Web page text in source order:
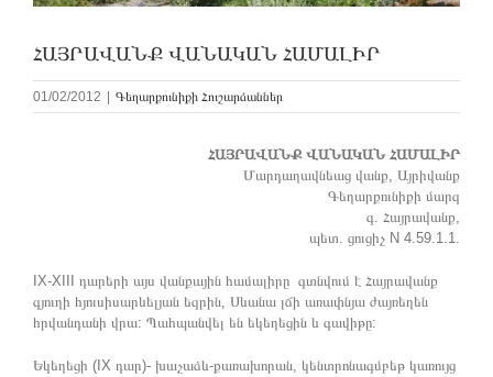
ՀԱՅՐԱՎԱՆՔ ՎԱՆԱԿԱՆ ՀԱՄԱԼԻՐ
01/02/2012 Գեղարքունիքի Հուշարձաններ
ՀԱՅՐԱՎԱՆՔ ՎԱՆԱԿԱՆ ՀԱՄԱԼԻՐ
Մարդաղավնեաց վանք, Այրիվանք
Գեղարքունիքի մարզ
գ. Հայրավանք,
պետ. ցուցիչ N 4.59.1.1.
IX-XIII դարերի այս վանքային համալիրը գտնվում է Հայրավանք
գյուղի հյուսիսարևելյան եզրին, Սևանա լճի առափնյա ժայռեղեն
հրվանդանի վրա: Պահպանվել են եկեղեցին և գավիթը:
Եկեղեցի (IX դար)- խաչաձև-քառախորան, կենտրոնագմբեթ կառույց